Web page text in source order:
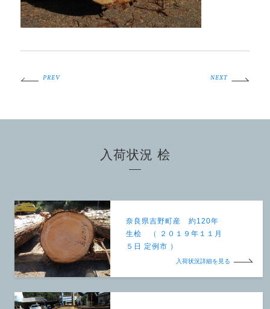
PREV NEXT
入荷状況 桧
奈良県吉野町産 約120年
生桧 （ ２０１９年１１月
５日 定例市 ）
入荷状況詳細を見る